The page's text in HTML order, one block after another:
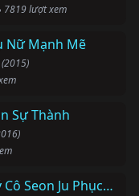
7819 lượt xem
Nữ Mạnh Mẽ
Sự Thành
Quý Cô Seon Ju Phục Thù